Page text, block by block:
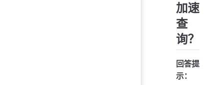
加速
查
询？
回答提
示：